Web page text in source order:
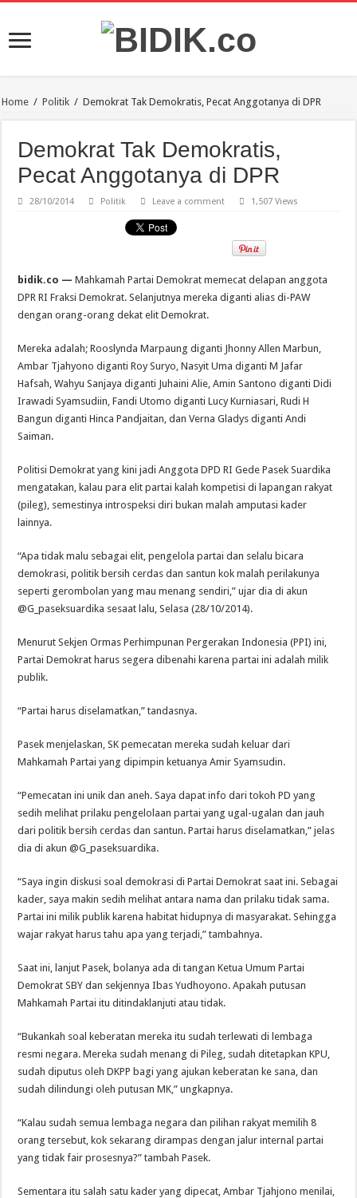
Home / Politik / Demokrat Tak Demokratis, Pecat Anggotanya di DPR
Demokrat Tak Demokratis,
Pecat Anggotanya di DPR
28/10/2014 Politik Leave a comment 1,507 Views
bidik.co — Mahkamah Partai Demokrat memecat delapan anggota
DPR RI Fraksi Demokrat. Selanjutnya mereka diganti alias di-PAW
dengan orang-orang dekat elit Demokrat.
Mereka adalah; Rooslynda Marpaung diganti Jhonny Allen Marbun,
Ambar Tjahyono diganti Roy Suryo, Nasyit Uma diganti M Jafar
Hafsah, Wahyu Sanjaya diganti Juhaini Alie, Amin Santono diganti Didi
Irawadi Syamsudiin, Fandi Utomo diganti Lucy Kurniasari, Rudi H
Bangun diganti Hinca Pandjaitan, dan Verna Gladys diganti Andi
Saiman.
Politisi Demokrat yang kini jadi Anggota DPD RI Gede Pasek Suardika
mengatakan, kalau para elit partai kalah kompetisi di lapangan rakyat
(pileg), semestinya introspeksi diri bukan malah amputasi kader
lainnya.
“Apa tidak malu sebagai elit, pengelola partai dan selalu bicara
demokrasi, politik bersih cerdas dan santun kok malah perilakunya
seperti gerombolan yang mau menang sendiri,” ujar dia di akun
@G_paseksuardika sesaat lalu, Selasa (28/10/2014).
Menurut Sekjen Ormas Perhimpunan Pergerakan Indonesia (PPI) ini,
Partai Demokrat harus segera dibenahi karena partai ini adalah milik
publik.
“Partai harus diselamatkan,” tandasnya.
Pasek menjelaskan, SK pemecatan mereka sudah keluar dari
Mahkamah Partai yang dipimpin ketuanya Amir Syamsudin.
“Pemecatan ini unik dan aneh. Saya dapat info dari tokoh PD yang
sedih melihat prilaku pengelolaan partai yang ugal-ugalan dan jauh
dari politik bersih cerdas dan santun. Partai harus diselamatkan,” jelas
dia di akun @G_paseksuardika.
“Saya ingin diskusi soal demokrasi di Partai Demokrat saat ini. Sebagai
kader, saya makin sedih melihat antara nama dan prilaku tidak sama.
Partai ini milik publik karena habitat hidupnya di masyarakat. Sehingga
wajar rakyat harus tahu apa yang terjadi,” tambahnya.
Saat ini, lanjut Pasek, bolanya ada di tangan Ketua Umum Partai
Demokrat SBY dan sekjennya Ibas Yudhoyono. Apakah putusan
Mahkamah Partai itu ditindaklanjuti atau tidak.
“Bukankah soal keberatan mereka itu sudah terlewati di lembaga
resmi negara. Mereka sudah menang di Pileg, sudah ditetapkan KPU,
sudah diputus oleh DKPP bagi yang ajukan keberatan ke sana, dan
sudah dilindungi oleh putusan MK,” ungkapnya.
“Kalau sudah semua lembaga negara dan pilihan rakyat memilih 8
orang tersebut, kok sekarang dirampas dengan jalur internal partai
yang tidak fair prosesnya?” tambah Pasek.
Sementara itu salah satu kader yang dipecat, Ambar Tjahjono menilai,